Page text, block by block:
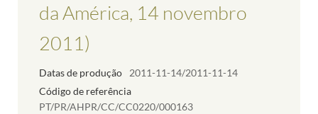
da América, 14 novembro
2011)
Datas de produção
2011-11-14/2011-11-14
Código de referência
PT/PR/AHPR/CC/CC0220/000163